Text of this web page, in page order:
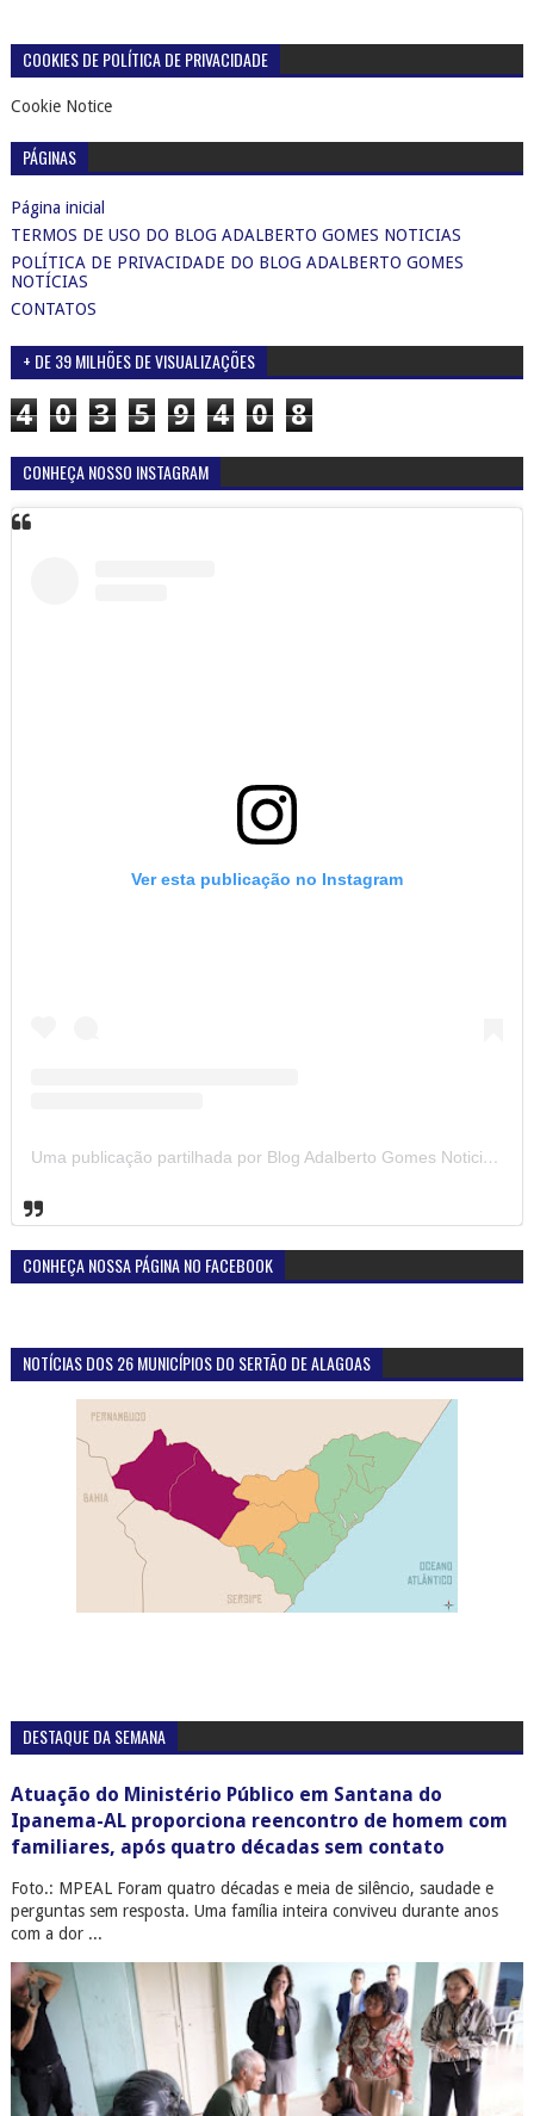
COOKIES DE POLÍTICA DE PRIVACIDADE
Cookie Notice
PÁGINAS
Página inicial
TERMOS DE USO DO BLOG ADALBERTO GOMES NOTICIAS
POLÍTICA DE PRIVACIDADE DO BLOG ADALBERTO GOMES
NOTÍCIAS
CONTATOS
+ DE 39 MILHÕES DE VISUALIZAÇÕES
4 0 3 5 9 4 0 8
CONHEÇA NOSSO INSTAGRAM
Ver esta publicação no Instagram
Uma publicação partilhada por Blog Adalberto Gomes Noticias (@blogadalbertogomesnoticiass)
CONHEÇA NOSSA PÁGINA NO FACEBOOK
NOTÍCIAS DOS 26 MUNICÍPIOS DO SERTÃO DE ALAGOAS
DESTAQUE DA SEMANA
Atuação do Ministério Público em Santana do
Ipanema-AL proporciona reencontro de homem com
familiares, após quatro décadas sem contato
Foto.: MPEAL Foram quatro décadas e meia de silêncio, saudade e
perguntas sem resposta. Uma família inteira conviveu durante anos
com a dor ...